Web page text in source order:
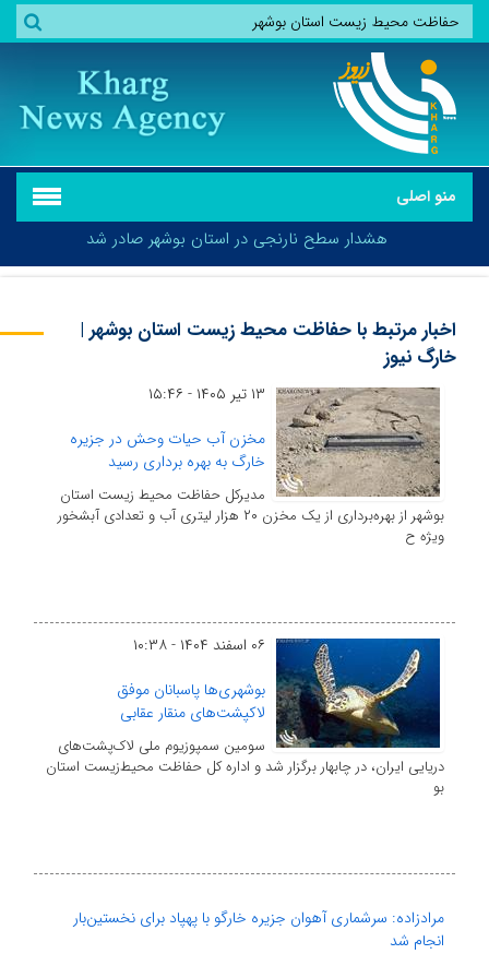
منو اصلی
هشدار سطح نارنجی در استان بوشهر صادر شد
هشدار سطح نارنجی در استان بوشهر صادر شد
اخبار مرتبط با حفاظت محیط زیست استان بوشهر |
خارگ نیوز
۱۳ تیر ۱۴۰۵ - ۱۵:۴۶
مخزن آب حیات وحش در جزیره
خارگ به بهره برداری رسید
مدیرکل حفاظت محیط زیست استان
بوشهر از بهره‌برداری از یک مخزن ۲۰ هزار لیتری آب و تعدادی آبشخور
ویژه ح
۰۶ اسفند ۱۴۰۴ - ۱۰:۳۸
بوشهری‌ها پاسبانان موفق
لاکپشت‌های منقار عقابی
سومین سمپوزیوم ملی لاک‌پشت‌های
دریایی ایران، در چابهار برگزار شد و اداره کل حفاظت محیط‌زیست استان
مرادزاده: سرشماری آهوان جزیره خارگو با پهپاد برای نخستین‌بار
انجام شد